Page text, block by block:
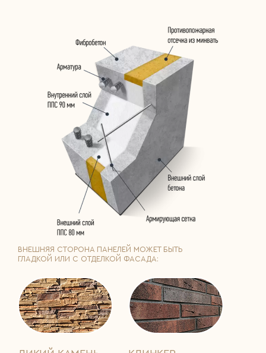
ВНЕШНЯЯ СТОРОНА ПАНЕЛЕЙ МОЖЕТ БЫТЬ
ГЛАДКОЙ ИЛИ С ОТДЕЛКОЙ ФАСАДА: